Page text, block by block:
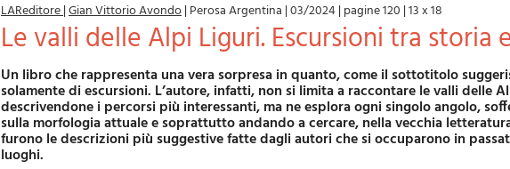
LAReditore|Gian Vittorio Avondo| Perosa Argentina |03/2024| pagine 120 |13 x 18
Le valli delle Alpi Liguri. Escursioni tra storia
Un libro che rappresenta una vera sorpresa in quanto, come il sottotitolo suggerisce, non tratta
solamente di escursioni. L’autore, infatti, non si limita a raccontare le valli delle
descrivendone i percorsi più interessanti, ma ne esplora ogni singolo angolo,
sulla morfologia attuale e soprattutto andando a cercare, nella vecchia
furono le descrizioni più suggestive fatte dagli autori che si occuparono in
luoghi.